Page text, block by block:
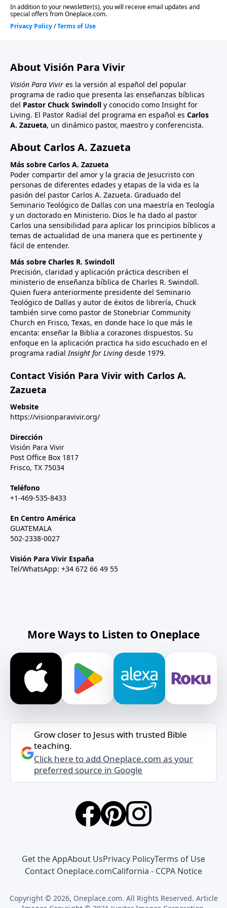
About Visión Para Vivir
Visión Para Vivir es la versión al español del popular
programa de radio que presenta las enseñanzas bíblicas
del Pastor Chuck Swindoll y conocido como Insight for
Living. El Pastor Radial del programa en español es Carlos
A. Zazueta, un dinámico pastor, maestro y conferencista.
About Carlos A. Zazueta
Más sobre Carlos A. Zazueta
Poder compartir del amor y la gracia de Jesucristo con
personas de diferentes edades y etapas de la vida es la
pasión del pastor Carlos A. Zazueta. Graduado del
Seminario Teológico de Dallas con una maestría en Teología
y un doctorado en Ministerio. Dios le ha dado al pastor
Carlos una sensibilidad para aplicar los principios bíblicos a
temas de actualidad de una manera que es pertinente y
fácil de entender.
Más sobre Charles R. Swindoll
Precisión, claridad y aplicación práctica describen el
ministerio de enseñanza bíblica de Charles R. Swindoll.
Quien fuera anteriormente presidente del Seminario
Teológico de Dallas y autor de éxitos de librería, Chuck
también sirve como pastor de Stonebriar Community
Church en Frisco, Texas, en donde hace lo que más le
encanta: enseñar la Biblia a corazones dispuestos. Su
enfoque en la aplicación practica ha sido escuchado en el
programa radialInsight for Living desde 1979.
Contact Visión Para Vivir with Carlos A.
Zazueta
Website
https://visionparavivir.org/
Dirección
Visión Para Vivir
Post Office Box 1817
Frisco, TX 75034
Teléfono
+1-469-535-8433
En Centro América
GUATEMALA
502-2338-0027
Visión Para Vivir España
Tel/WhatsApp: +34 672 66 49 55
More Ways to Listen to Oneplace
Grow closer to Jesus with trusted Bible
teaching.
Click here to add Oneplace.com as your
preferred source in Google
Get the AppAbout UsPrivacy PolicyTerms of Use
Contact Oneplace.comCalifornia - CCPA Notice
Copyright © 2026, Oneplace.com. All Rights Reserved. Article